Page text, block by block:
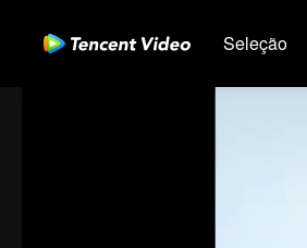
Seleção